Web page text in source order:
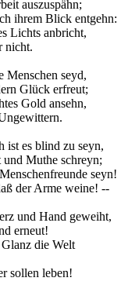
auszuspähn;
ihrem Blick entgehn:
Lichts anbricht,
nicht.
Menschen seyd,
Glück erfreut;
Gold ansehn,
ist es blind zu seyn,
Muthe schreyn;
seyn!
der Arme weine! --
und Hand geweiht,
erneut!
die Welt
sollen leben!